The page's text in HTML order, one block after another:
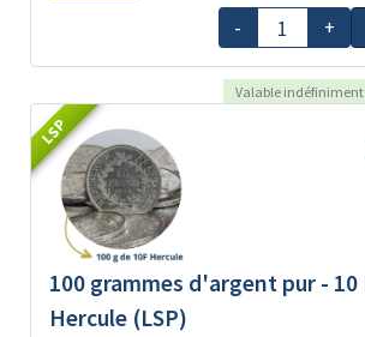
- +
Valable indéfiniment
LSP
100 grammes d'argent pur - 10
Hercule (LSP)